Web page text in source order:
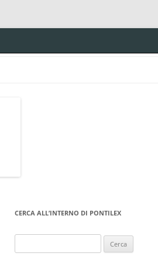
CERCA ALL’INTERNO DI PONTILEX
per: